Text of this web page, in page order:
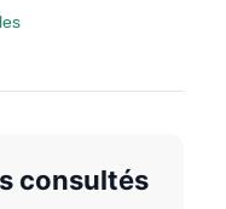
consultés